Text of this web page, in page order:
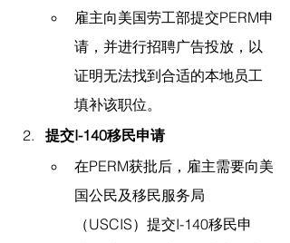
雇主向美国劳工部提交PERM申
请，并进行招聘广告投放，以
证明无法找到合适的本地员工
填补该职位。
提交I-140移民申请
在PERM获批后，雇主需要向美
国公民及移民服务局
（USCIS）提交I-140移民申